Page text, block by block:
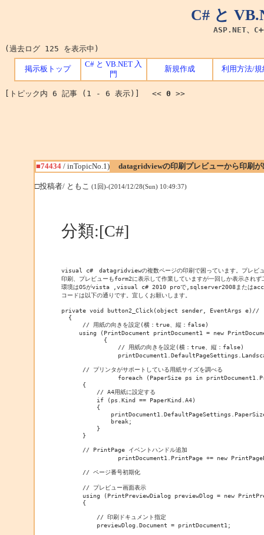
C# と
ASP.NET、
(過去ログ 125 を表示中)
掲示板トップ
C# と VB.NET 入
門
新規作成 利用方法/規
[トピック内 6 記事 (1 - 6 表示)] << 0 >>
■74434/ inTopicNo.1) datagridviewの印刷プレビューから印刷が
□投稿者/ ともこ (1回)-(2014/12/28(Sun) 10:49:37)
分類:[C#]
visual c#　datagridviewの複数ページの印刷で困っています。プレビュ
印刷、プレビューもform2に表示して作業していますが一回しか表示され
環境はOSがvista ,visual c# 2010 proで,sqlserver2008または
コードは以下の通りです。宜しくお願いします。
private void button2_Click(object sender, EventArgs e)//
  {
      // 用紙の向きを設定(横：true、縦：false)
using (PrintDocument printDocument1 = new
            {
                // 用紙の向きを設定(横：true、縦：false)
      // プリンタがサポートしている用紙サイズを調べる
foreach (PaperSize ps in
      {
          // A4用紙に設定する
          if (ps.Kind == PaperKind.A4)
          {
              break;
          }
      }
      // PrintPage イベントハンドル追加
printDocument1.PrintPage += new
      // ページ番号初期化
      // プレビュー画面表示
using (PrintPreviewDialog previewDlog = new
      {
          // 印刷ドキュメント指定
          previewDlog.Document = printDocument1;